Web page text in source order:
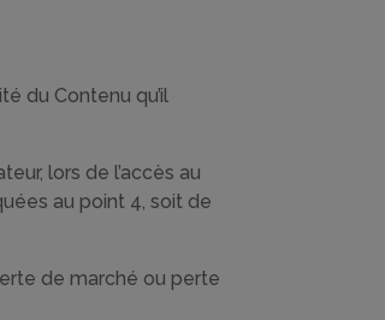
du Contenu qu’il
lors de l’accès au
au point 4, soit de
de marché ou perte